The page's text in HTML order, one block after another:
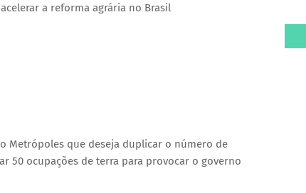
a reforma agrária no Brasil
Metrópoles que deseja duplicar o número de
50 ocupações de terra para provocar o governo